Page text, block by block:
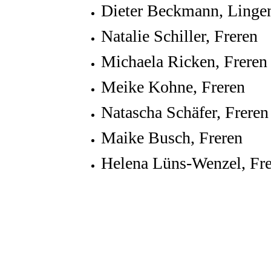
Dieter Beckmann,
Natalie Schiller, Freren
Michaela Ricken, Freren
Meike Kohne, Freren
Natascha Schäfer, Freren
Maike Busch, Freren
Helena Lüns-Wenzel,